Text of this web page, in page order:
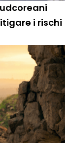
i rischi